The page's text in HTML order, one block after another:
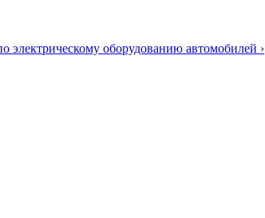
электрическому оборудованию автомобилей ›